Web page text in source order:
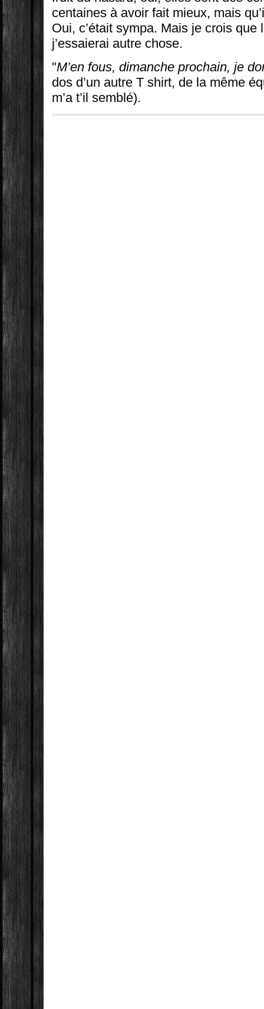
centaines à avoir fait mieux, mais
Oui, c’était sympa. Mais je crois que
j’essaierai autre chose.
"M’en fous, dimanche prochain, je
dos d’un autre T shirt, de la même
m’a t’il semblé).